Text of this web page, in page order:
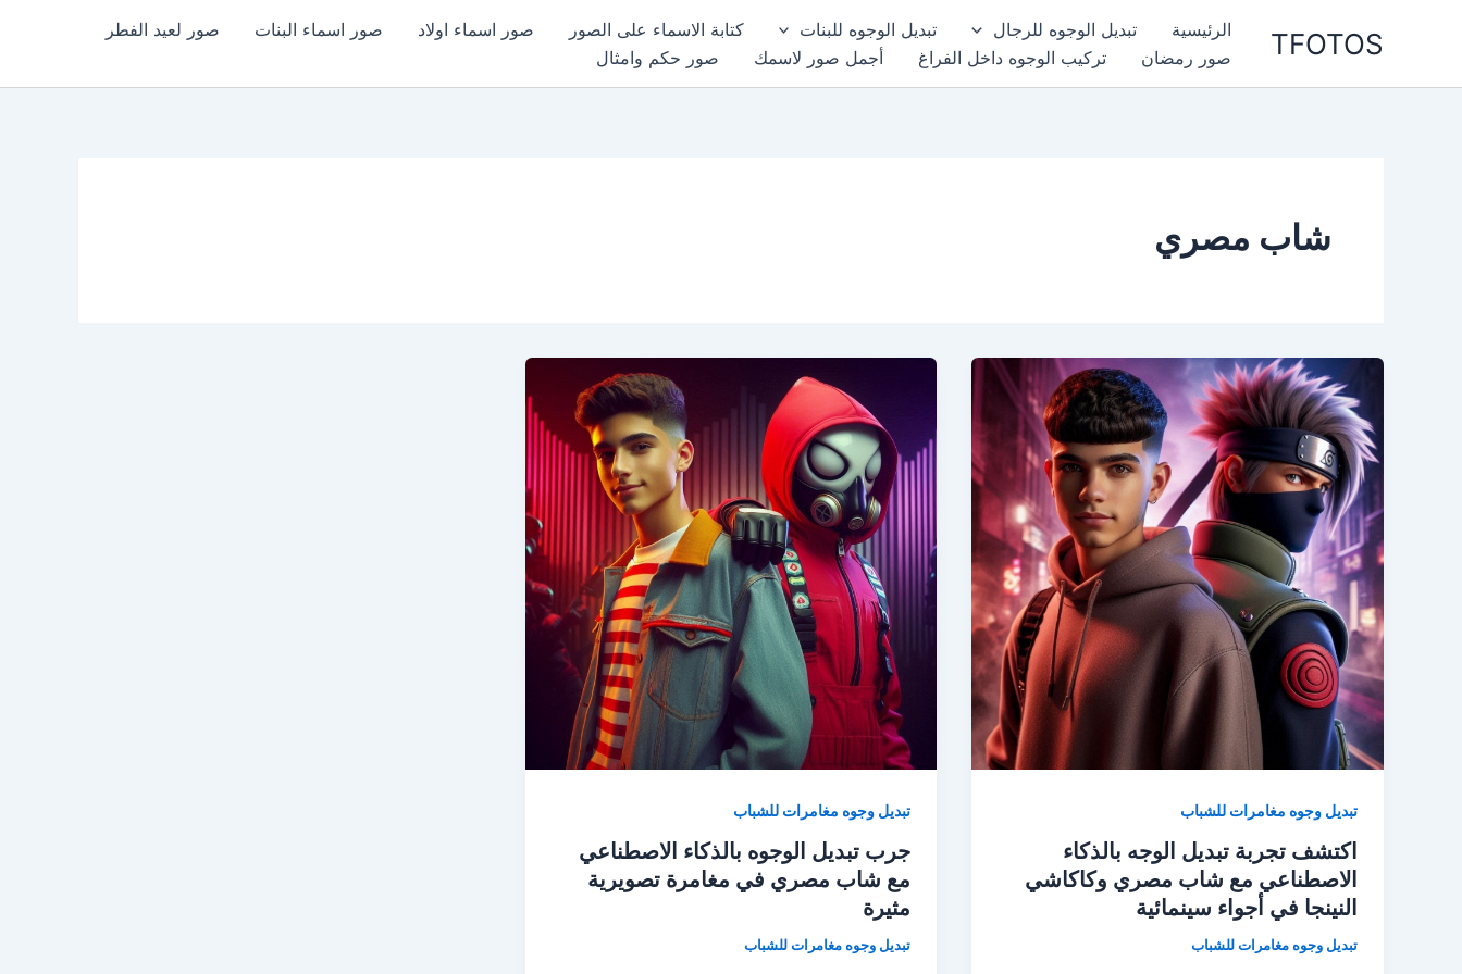
TFOTOS الرئيسية تبديل الوجوه للرجال تبديل الوجوه للبنات كتابة الاسماء على الصور صور اسماء اولاد صور اسماء البنات
صور لعيد الفطر
صور رمضان
تركيب الوجوه داخل الفراغ أجمل صور لاسمك صور حكم وامثال
شاب مصري
تبديل وجوه مغامرات للشباب
اكتشف تجربة تبديل الوجه بالذكاء
الاصطناعي مع شاب مصري وكاكاشي
النينجا في أجواء سينمائية
تبديل وجوه مغامرات للشباب
تبديل وجوه مغامرات للشباب
جرب تبديل الوجوه بالذكاء الاصطناعي
مع شاب مصري في مغامرة تصويرية
مثيرة
تبديل وجوه مغامرات للشباب